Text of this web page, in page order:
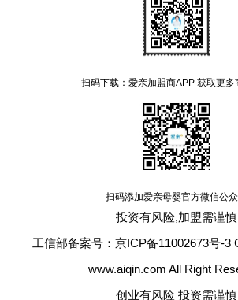
扫码下载：爱亲加盟商APP 获取更多
扫码添加爱亲母婴官方微信公
投资有风险,加盟需谨慎
工信部备案号：京ICP备11002673号-3
www.aiqin.com All Right
创业有风险 投资需谨慎